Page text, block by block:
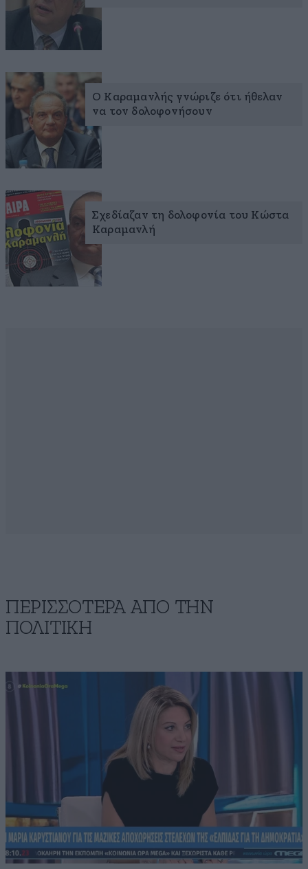
Ο Καραμανλής γνώριζε ότι ήθελαν
να τον δολοφονήσουν
Σχεδίαζαν τη δολοφονία του Κώστα
Καραμανλή
ΠΕΡΙΣΣΟΤΕΡΑ ΑΠΟ ΤΗΝ
ΠΟΛΙΤΙΚΗ